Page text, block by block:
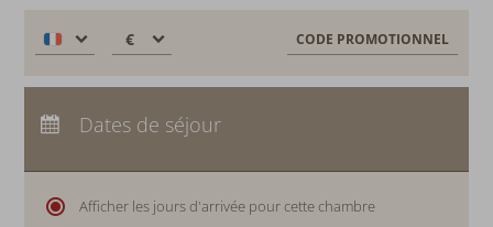
€
£
kr.
€ CODE PROMOTIONNEL
Départ : Aucun choix
Dates de séjour
Afficher les jours d'arrivée pour cette chambre